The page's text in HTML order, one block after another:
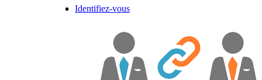
Identifiez-vous